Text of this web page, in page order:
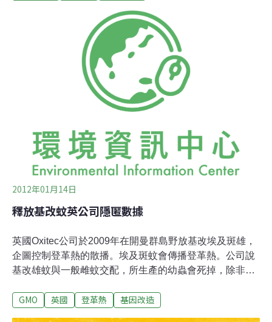
計，今年截至3月20日為止，共有13例本土確定病例。周
志浩副局長表示，依據發病時間研判，這13例皆為去年疫
情的延續，且最後一例發病日距今已超過1個月，顯示去
2012年01月14日
釋放基改蚊英公司隱匿數據
英國Oxitec公司於2009年在開曼群島野放基改埃及斑雄，
企圖控制登革熱的散播。埃及斑蚊會傳播登革熱。公司說
基改雄蚊與一般雌蚊交配，所生產的幼蟲會死掉，除非餵
斑蚊數量，也不會有基改蚊孳生的問題。但民間團體根據
GMO 英國 登革熱 基因改造